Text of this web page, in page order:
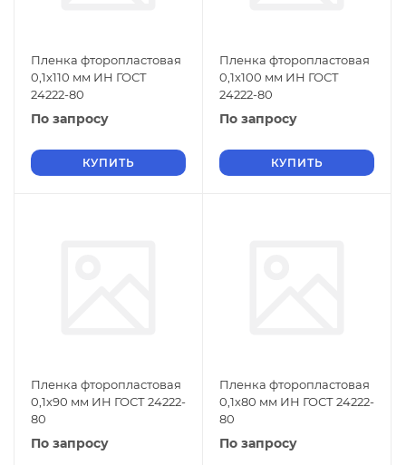
Пленка фторопластовая
0,1х110 мм ИН ГОСТ
24222-80
По запросу
КУПИТЬ
Пленка фторопластовая
0,1х100 мм ИН ГОСТ
24222-80
По запросу
КУПИТЬ
Пленка фторопластовая
0,1х90 мм ИН ГОСТ 24222-
80
По запросу
Пленка фторопластовая
0,1х80 мм ИН ГОСТ 24222-
80
По запросу